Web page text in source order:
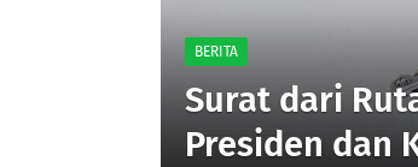
BERITA
Surat dari
Presiden dan